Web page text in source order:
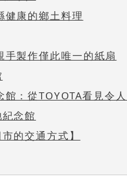
健康的鄉土料理
手製作僅此唯一的紙扇
館：從TOYOTA看見令
念館
的交通方式】